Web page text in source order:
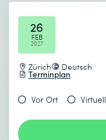
26
FEB
2027
Zürich Deutsch
Terminplan
Vor Ort Virtuell